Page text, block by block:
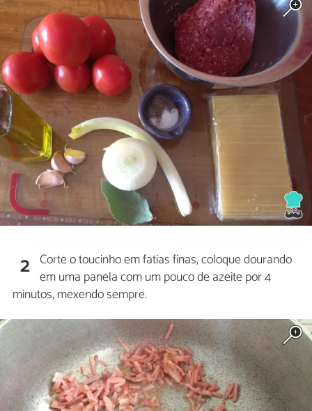
2 Corte o toucinho em fatias finas, coloque dourando
em uma panela com um pouco de azeite por 4
minutos, mexendo sempre.